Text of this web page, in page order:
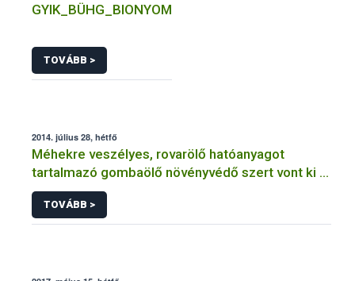
GYIK_BÜHG_BIONYOM
TOVÁBB >
2014. július 28, hétfő
Méhekre veszélyes, rovarölő hatóanyagot
tartalmazó gombaölő növényvédő szert vont ki a
forgalomból a NÉBIH
TOVÁBB >